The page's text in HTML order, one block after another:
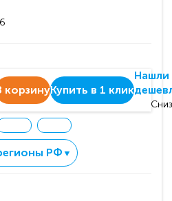
корзинуКупить в 1 клик
Нашли
РФ ▼